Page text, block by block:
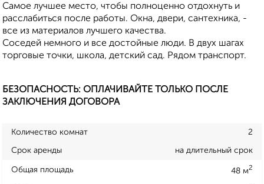
Самое лучшее место, чтобы полноценно отдохнуть и
расслабиться после работы. Окна, двери, сантехника, -
все из материалов лучшего качества.
Соседей немного и все достойные люди. В двух шагах
торговые точки, школа, детский сад. Рядом транспорт.
БЕЗОПАСНОСТЬ: ОПЛАЧИВАЙТЕ ТОЛЬКО ПОСЛЕ
ЗАКЛЮЧЕНИЯ ДОГОВОРА
Количество комнат 2
Срок аренды на длительный срок
Общая площадь 48 м2